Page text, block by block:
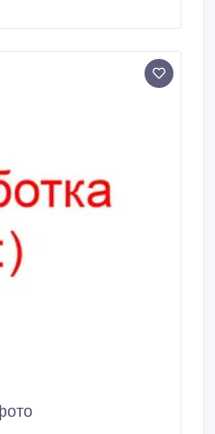
случаях подобные